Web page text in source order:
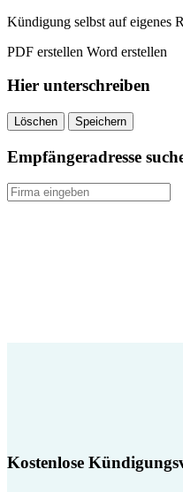
Kündigung selbst auf eigenes
PDF erstellen Word erstellen
Hier unterschreiben
Löschen Speichern
Empfängeradresse
Kostenlose